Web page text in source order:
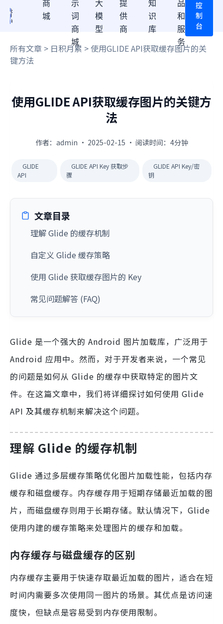
商
城
示
词
商
城
大
模
型
提
供
商
知
识
库
品
和
服
务
控
制
台
所有文章 > 日积月累 > 使用GLIDE API获取缓存图片的关
键方法
使用GLIDE API获取缓存图片的关键方
法
作者：admin · 2025-02-15 · 阅读时间：4分钟
GLIDE
API
GLIDE API Key 获取步
骤
GLIDE API Key/密
钥
文章目录
理解 Glide 的缓存机制
自定义 Glide 缓存策略
使用 Glide 获取缓存图片的 Key
常见问题解答 (FAQ)
Glide 是一个强大的 Android 图片加载库，广泛用于
Android 应用中。然而，对于开发者来说，一个常见
的问题是如何从 Glide 的缓存中获取特定的图片文
件。在这篇文章中，我们将详细探讨如何使用 Glide
API 及其缓存机制来解决这个问题。
理解 Glide 的缓存机制
Glide 通过多层缓存策略优化图片加载性能，包括内存
缓存和磁盘缓存。内存缓存用于短期存储最近加载的图
片，而磁盘缓存则用于长期存储。默认情况下，Glide
使用内建的缓存策略来处理图片的缓存和加载。
内存缓存与磁盘缓存的区别
内存缓存主要用于快速存取最近加载的图片，适合在短
时间内需要多次使用同一图片的场景。其优点是访问速
度快，但缺点是容易受到内存使用限制。